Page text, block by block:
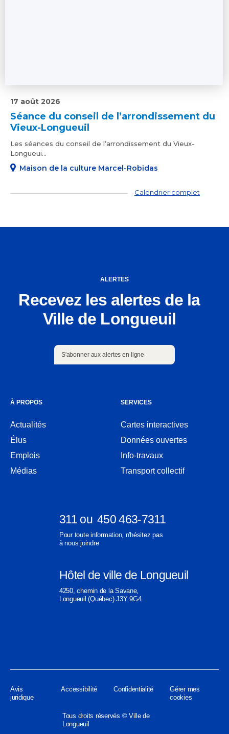
Séance du conseil de l’arrondissement du
Vieux-Longueuil
17 août 2026
Les séances du conseil de l’arrondissement du Vieux-
Longueui...
Maison de la culture Marcel-Robidas
Calendrier complet
ALERTES
Recevez les alertes de la
Ville de Longueuil
S'abonner aux alertes en ligne
À PROPOS
Actualités
Élus
Emplois
Médias
SERVICES
Cartes interactives
Ouvre
dans
une
nouvelle
Données ouvertes
Ouvre
dans
une
Info-travaux
Transport collectif
311Ouvre
dans
une
fenêtre
ou 450 463-7311
Ouvre
dans
fenêtre
Pour toute information, n'hésitez pas
à nous joindre
Hôtel de ville de Longueuil
Ouvre
dans
4250, chemin de la Savane,
Longueuil (Québec) J3Y 9G4
Avis
juridique
Accessibilité Confidentialité
Gérer mes
cookies
Tous droits réservés © Ville de
Longueuil